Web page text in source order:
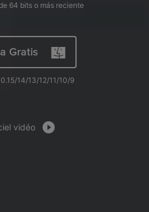
más recientes.
64 bits o más reciente
Gratis
14/13/12/11/10/9
vidéo